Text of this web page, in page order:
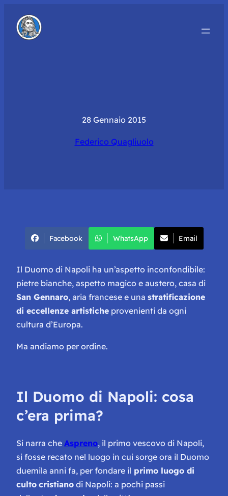
28 Gennaio 2015
Federico Quagliuolo
Facebook WhatsApp Email
Il Duomo di Napoli ha un’aspetto inconfondibile:
pietre bianche, aspetto magico e austero, casa di
San Gennaro, aria francese e una stratificazione
di eccellenze artistiche provenienti da ogni
cultura d’Europa.
Ma andiamo per ordine.
Il Duomo di Napoli: cosa
c’era prima?
Si narra che Aspreno, il primo vescovo di Napoli,
si fosse recato nel luogo in cui sorge ora il Duomo
duemila anni fa, per fondare il primo luogo di
culto cristiano di Napoli: a pochi passi